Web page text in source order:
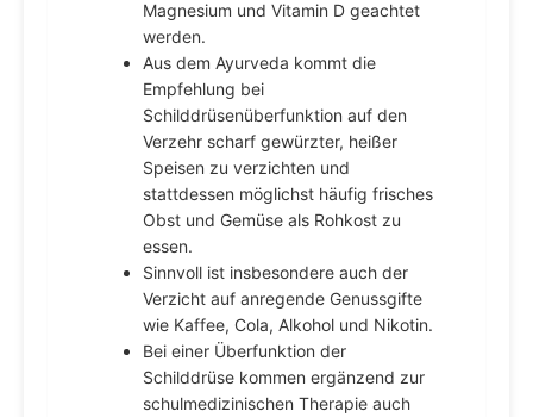
Magnesium und Vitamin D geachtet
werden.
Aus dem Ayurveda kommt die
Empfehlung bei
Schilddrüsenüberfunktion auf den
Verzehr scharf gewürzter, heißer
Speisen zu verzichten und
stattdessen möglichst häufig frisches
Obst und Gemüse als Rohkost zu
essen.
Sinnvoll ist insbesondere auch der
Verzicht auf anregende Genussgifte
wie Kaffee, Cola, Alkohol und Nikotin.
Bei einer Überfunktion der
Schilddrüse kommen ergänzend zur
schulmedizinischen Therapie auch